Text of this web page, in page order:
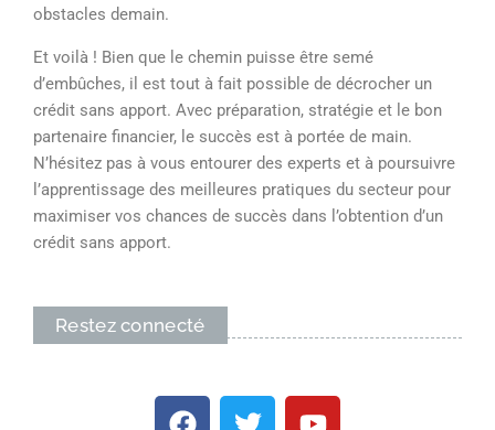
obstacles demain.
Et voilà ! Bien que le chemin puisse être semé
d’embûches, il est tout à fait possible de décrocher un
crédit sans apport. Avec préparation, stratégie et le bon
partenaire financier, le succès est à portée de main.
N’hésitez pas à vous entourer des experts et à poursuivre
l’apprentissage des meilleures pratiques du secteur pour
maximiser vos chances de succès dans l’obtention d’un
crédit sans apport.
Restez connecté